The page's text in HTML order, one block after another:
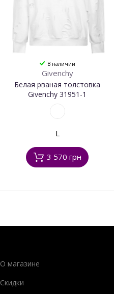
В наличии
Givenchy
Белая рваная толстовка
Givenchy 31951-1
L
3 570 грн
О магазине
Скидки